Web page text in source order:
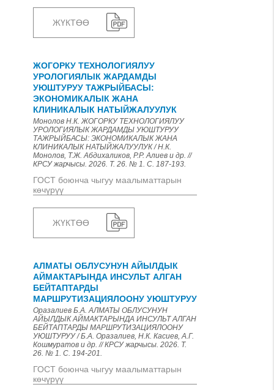
ЖҮКТӨӨ
ЖОГОРКУ ТЕХНОЛОГИЯЛУУ
УРОЛОГИЯЛЫК ЖАРДАМДЫ
УЮШТУРУУ ТАЖРЫЙБАСЫ:
ЭКОНОМИКАЛЫК ЖАНА
КЛИНИКАЛЫК НАТЫЙЖАЛУУЛУК
Монолов Н.К. ЖОГОРКУ ТЕХНОЛОГИЯЛУУ
УРОЛОГИЯЛЫК ЖАРДАМДЫ УЮШТУРУУ
ТАЖРЫЙБАСЫ: ЭКОНОМИКАЛЫК ЖАНА
КЛИНИКАЛЫК НАТЫЙЖАЛУУЛУК / Н.К.
Монолов, Т.Ж. Абдихаликов, Р.Р. Алиев и др. //
КРСУ жарчысы. 2026. Т. 26. № 1. С. 187-193.
ГОСТ боюнча чыгуу маалыматтарын
көчүрүү
ЖҮКТӨӨ
АЛМАТЫ ОБЛУСУНУН АЙЫЛДЫК
АЙМАКТАРЫНДА ИНСУЛЬТ АЛГАН
БЕЙТАПТАРДЫ
МАРШРУТИЗАЦИЯЛООНУ УЮШТУРУУ
Оразалиев Б.А. АЛМАТЫ ОБЛУСУНУН
АЙЫЛДЫК АЙМАКТАРЫНДА ИНСУЛЬТ АЛГАН
БЕЙТАПТАРДЫ МАРШРУТИЗАЦИЯЛООНУ
УЮШТУРУУ / Б.А. Оразалиев, Н.К. Касиев, А.Г.
Кошмуратов и др. // КРСУ жарчысы. 2026. Т.
26. № 1. С. 194-201.
ГОСТ боюнча чыгуу маалыматтарын
көчүрүү